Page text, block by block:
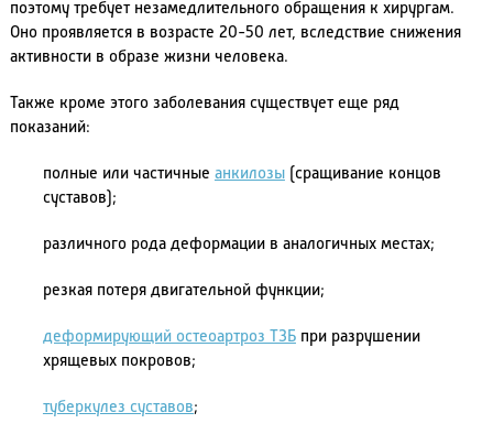
поэтому требует незамедлительного обращения к хирургам.
Оно проявляется в возрасте 20-50 лет, вследствие снижения
активности в образе жизни человека.
Также кроме этого заболевания существует еще ряд
показаний:
полные или частичные анкилозы(сращивание концов
суставов);
различного рода деформации в аналогичных местах;
резкая потеря двигательной функции;
деформирующий остеоартроз ТЗБпри разрушении
хрящевых покровов;
туберкулез суставов;